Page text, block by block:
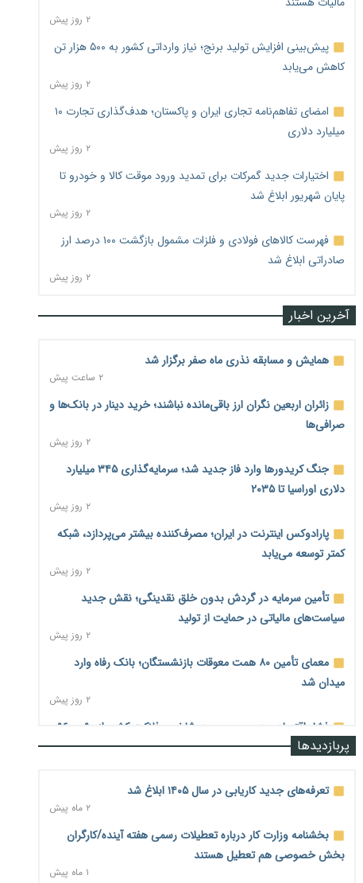
۲ روز پیش
پیش‌بینی افزایش تولید برنج؛ نیاز وارداتی کشور به ۵۰۰ هزار تن
کاهش می‌یابد
۲ روز پیش
امضای تفاهم‌نامه تجاری ایران و پاکستان؛ هدف‌گذاری تجارت ۱۰
میلیارد دلاری
۲ روز پیش
اختیارات جدید گمرکات برای تمدید ورود موقت کالا و خودرو تا
پایان شهریور ابلاغ شد
۲ روز پیش
فهرست کالاهای فولادی و فلزات مشمول بازگشت ۱۰۰ درصد ارز
صادراتی ابلاغ شد
۲ روز پیش
آخرین اخبار
همایش و مسابقه نذری ماه صفر برگزار شد
۲ ساعت پیش
زائران اربعین نگران ارز باقی‌مانده نباشند؛ خرید دینار در بانک‌ها و
صرافی‌ها
۲ روز پیش
جنگ کریدورها وارد فاز جدید شد؛ سرمایه‌گذاری ۳۴۵ میلیارد
دلاری اوراسیا تا ۲۰۳۵
۲ روز پیش
پارادوکس اینترنت در ایران؛ مصرف‌کننده بیشتر می‌پردازد، شبکه
کمتر توسعه می‌یابد
۲ روز پیش
تأمین سرمایه در گردش بدون خلق نقدینگی؛ نقش جدید
سیاست‌های مالیاتی در حمایت از تولید
۲ روز پیش
معمای تأمین ۸۰ همت معوقات بازنشستگان؛ بانک رفاه وارد
میدان شد
۲ روز پیش
فشار اقتصادی در مسیر صعود؛ شاخص فلاکت کشور از ۹۰ به ۹۶
درصد رسید
رشد ۷۵ هزار میلیاردی بازار خرید اعتباری؛ فین‌تک‌ها وارد میدان
۲ روز پیش
احتمال اختلال ۲۴ ساعته در سامانه‌های تأمین اجتماعی
۲ روز پیش
پربازدیدها
تعرفه‌های جدید کاریابی در سال ۱۴۰۵ ابلاغ شد
۲ ماه پیش
بخشنامه وزارت کار درباره تعطیلات رسمی هفته آینده/کارگران
بخش خصوصی هم تعطیل هستند
۱ ماه پیش